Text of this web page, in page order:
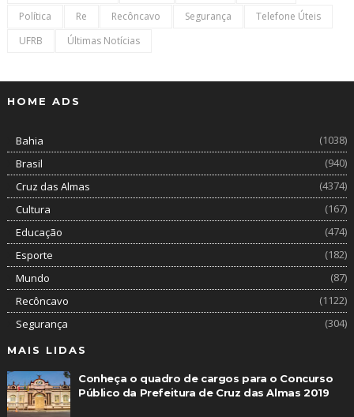
Política
Re Recôncavo Segurança
Telefone Úteis
UFRB
Últimas Notícias
HOME ADS
Bahia
(1038)
Brasil
(940)
Cruz das Almas
(4374)
Cultura
(167)
Educação
(474)
Esporte
(182)
Mundo
(87)
Recôncavo
(1122)
Segurança
(304)
MAIS LIDAS
Conheça o quadro de cargos para o Concurso
Público da Prefeitura de Cruz das Almas 2019